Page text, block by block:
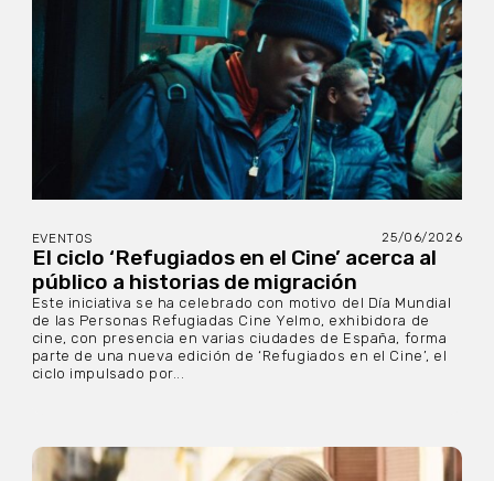
EVENTOS 25/06/2026
El ciclo ‘Refugiados en el Cine’ acerca al
público a historias de migración
Este iniciativa se ha celebrado con motivo del Día Mundial
de las Personas Refugiadas Cine Yelmo, exhibidora de
cine, con presencia en varias ciudades de España, forma
parte de una nueva edición de ‘Refugiados en el Cine’, el
ciclo impulsado por...